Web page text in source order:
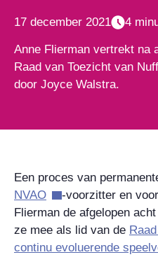
17 december 2021 4
Anne Flierman vertrekt na
Raad van Toezicht van
door Joyce Walstra.
Een proces van
NVAO
-voorzitter en
Flierman de afgelopen
ze mee als lid van de
continu evoluerende